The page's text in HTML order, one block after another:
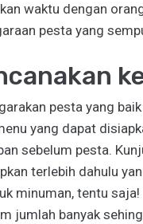
waktu dengan
pesta yang
pesta yang
yang dapat
sebelum pesta.
terlebih dahulu
minuman, tentu
jumlah banyak